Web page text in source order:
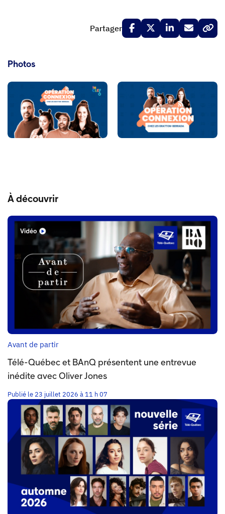
Partager
Photos
À découvrir
Avant de partir
Télé-Québec et BAnQ présentent une entrevue
inédite avec Oliver Jones
Publié le 23 juillet 2026 à 11 h 07